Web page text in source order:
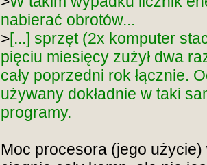
nabierać obrotów...
>[...] sprzęt (2x komputer
pięciu miesięcy zużył dwa
cały poprzedni rok łącznie.
używany dokładnie w taki
programy.
Moc procesora (jego